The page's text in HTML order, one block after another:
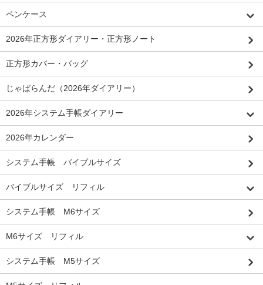
ペンケース
2026年正方形ダイアリー・正方形ノート
正方形カバー・バッグ
じゃばらんだ（2026年ダイアリー）
2026年システム手帳ダイアリー
2026年カレンダー
システム手帳 バイブルサイズ
バイブルサイズ リフィル
システム手帳 M6サイズ
M6サイズ リフィル
システム手帳 M5サイズ